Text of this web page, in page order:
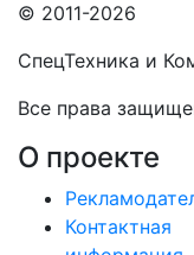
© 2011-2026
СпецТехника и
Все права
О проекте
Контактная